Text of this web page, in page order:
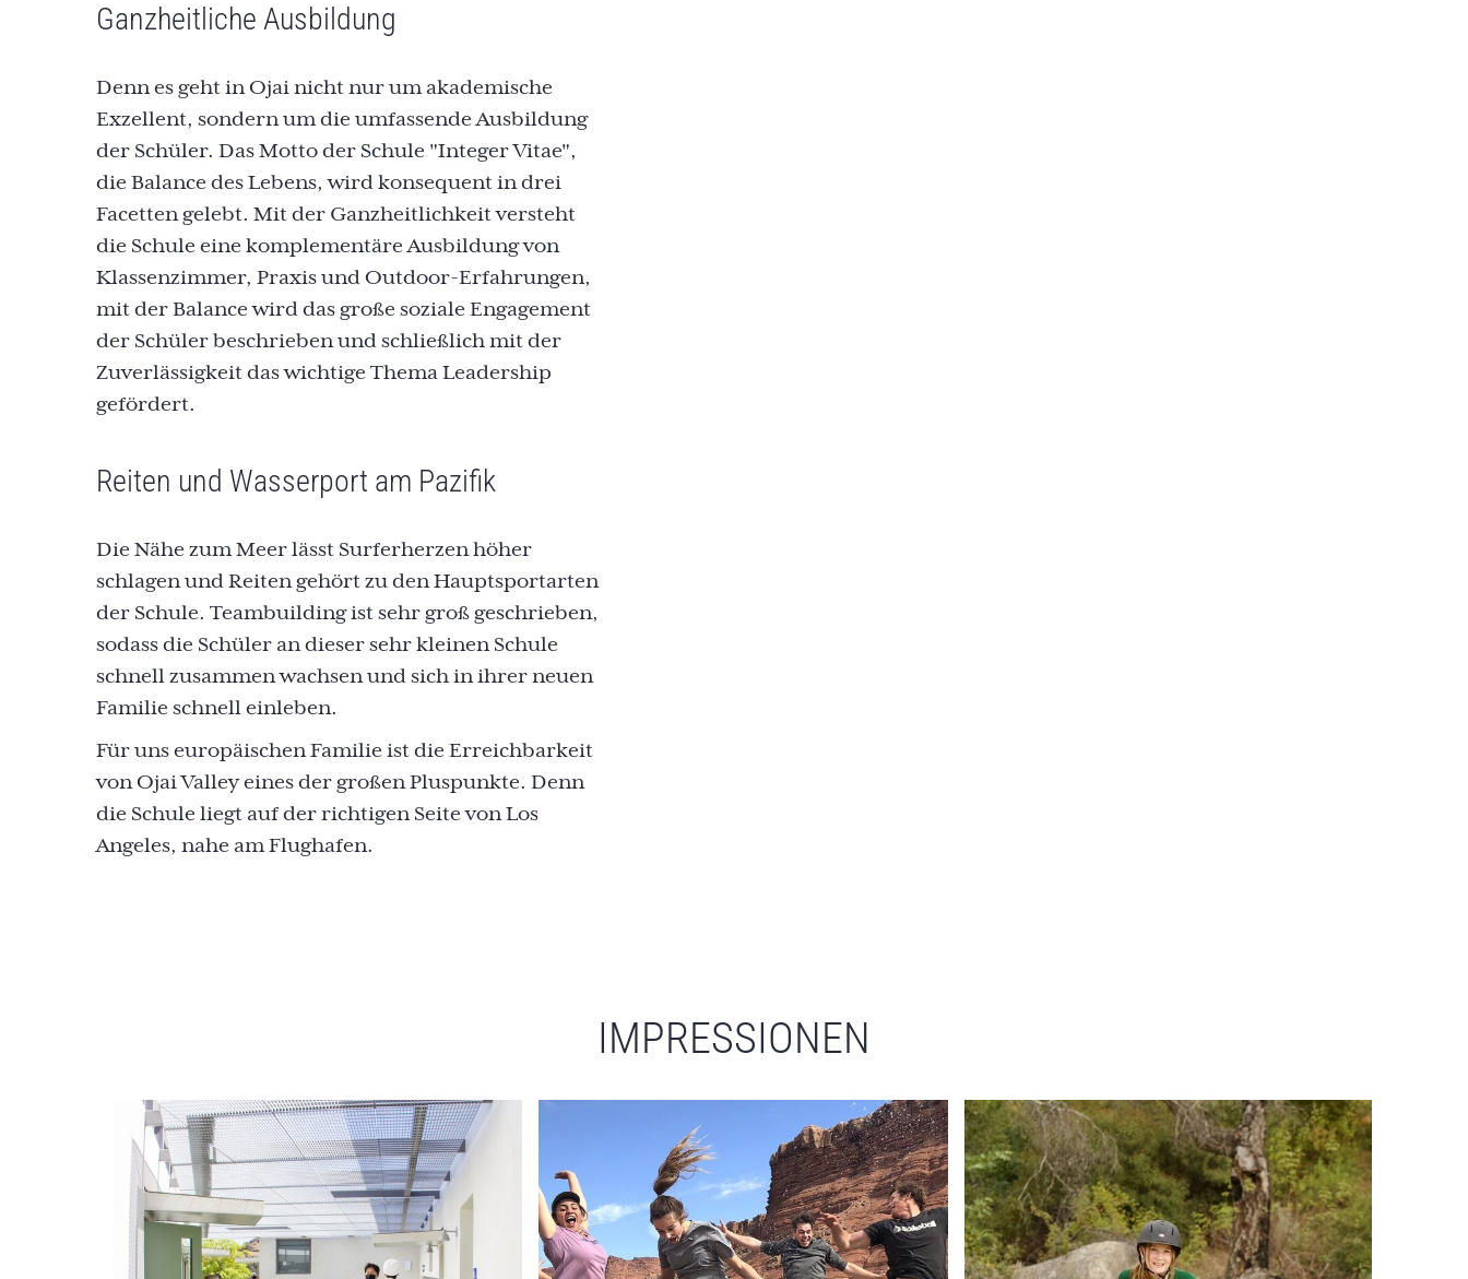
Ganzheitliche Ausbildung
Denn es geht in Ojai nicht nur um akademische
Exzellent, sondern um die umfassende Ausbildung
der Schüler. Das Motto der Schule "Integer Vitae",
die Balance des Lebens, wird konsequent in drei
Facetten gelebt. Mit der Ganzheitlichkeit versteht
die Schule eine komplementäre Ausbildung von
Klassenzimmer, Praxis und Outdoor-Erfahrungen,
mit der Balance wird das große soziale Engagement
der Schüler beschrieben und schließlich mit der
Zuverlässigkeit das wichtige Thema Leadership
gefördert.
Reiten und Wasserport am Pazifik
Die Nähe zum Meer lässt Surferherzen höher
schlagen und Reiten gehört zu den Hauptsportarten
der Schule. Teambuilding ist sehr groß geschrieben,
sodass die Schüler an dieser sehr kleinen Schule
schnell zusammen wachsen und sich in ihrer neuen
Familie schnell einleben.
Für uns europäischen Familie ist die Erreichbarkeit
von Ojai Valley eines der großen Pluspunkte. Denn
die Schule liegt auf der richtigen Seite von Los
Angeles, nahe am Flughafen.
IMPRESSIONEN